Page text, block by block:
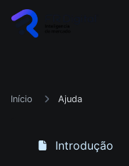
Início Ajuda
Introdução